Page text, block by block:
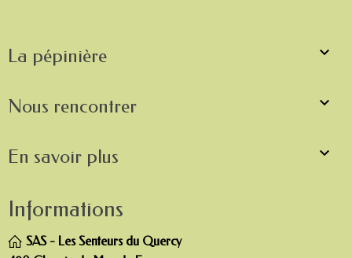
La pépinière 
Nous rencontrer 
En savoir plus 
Informations
SAS - Les Senteurs du Quercy